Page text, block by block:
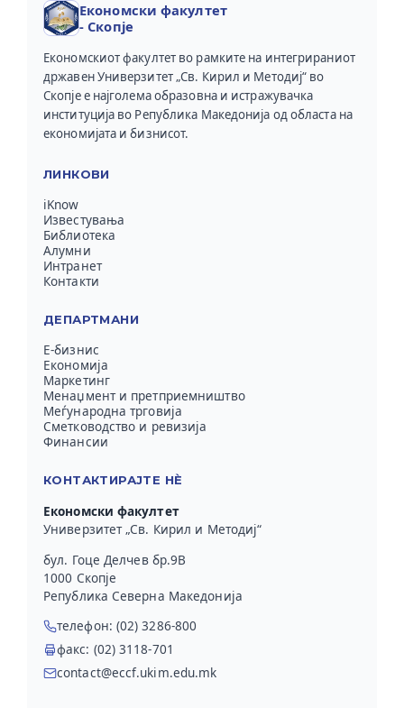
Економски факултет
- Скопје
Економскиот факултет во рамките на интегрираниот
државен Универзитет „Св. Кирил и Методиј“ во
Скопје е најголема образовна и истражувачка
институција во Република Македонија од областа на
економијата и бизнисот.
ЛИНКОВИ
iKnow
Известувања
Библиотека
Алумни
Интранет
Контакти
ДЕПАРТМАНИ
Е-бизнис
Економија
Маркетинг
Менаџмент и претприемништво
Меѓународна трговија
Сметководство и ревизија
Финансии
КОНТАКТИРАЈТЕ НЀ
Економски факултет
Универзитет „Св. Кирил и Методиј“
бул. Гоце Делчев бр.9В
1000 Скопје
Република Северна Македонија
телефон: (02) 3286-800
факс: (02) 3118-701
contact@eccf.ukim.edu.mk